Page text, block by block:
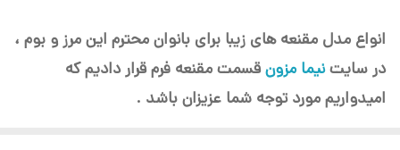
انواع مدل مقنعه های زیبا برای بانوان محترم این مرز و بوم ،
در سایتنیما مزونقسمت مقنعه فرم قرار دادیم که
امیدواریم مورد توجه شما عزیزان باشد .